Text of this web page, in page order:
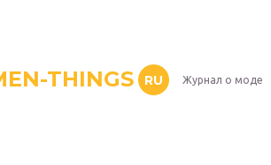
THINGS RU Журнал о моде